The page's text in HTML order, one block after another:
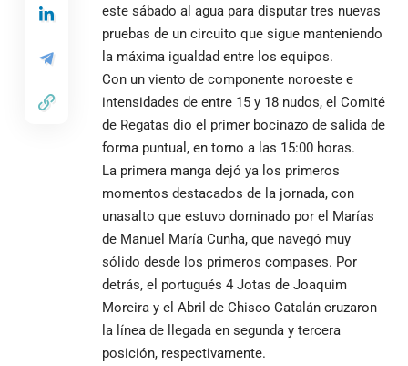
este sábado al agua para disputar tres nuevas
pruebas de un circuito que sigue manteniendo
la máxima igualdad entre los equipos.
Con un viento de componente noroeste e
intensidades de entre 15 y 18 nudos, el Comité
de Regatas dio el primer bocinazo de salida de
forma puntual, en torno a las 15:00 horas.
La primera manga dejó ya los primeros
momentos destacados de la jornada, con
unasalto que estuvo dominado por el Marías
de Manuel María Cunha, que navegó muy
sólido desde los primeros compases. Por
detrás, el portugués 4 Jotas de Joaquim
Moreira y el Abril de Chisco Catalán cruzaron
la línea de llegada en segunda y tercera
posición, respectivamente.